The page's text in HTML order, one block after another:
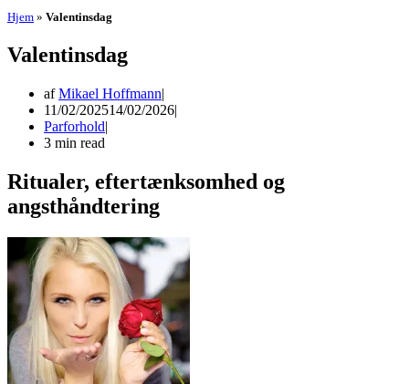
Hjem » Valentinsdag
Valentinsdag
afMikael Hoffmann
11/02/202514/02/2026
Parforhold
3 min read
Ritualer, eftertænksomhed og
angsthåndtering